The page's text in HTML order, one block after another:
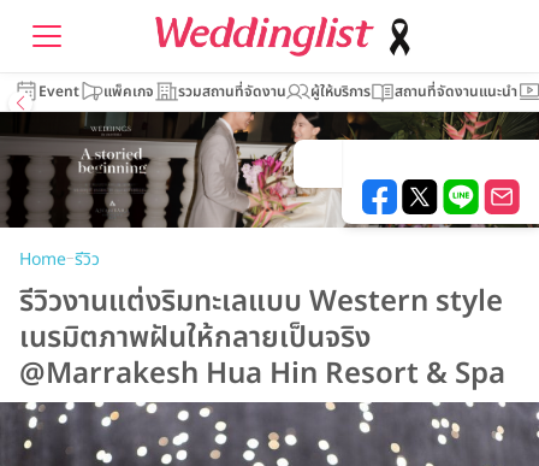
Event แพ็คเกจ รวมสถานที่จัดงาน ผู้ให้บริการ สถานที่จัดงานแนะนำ
Home–รีวิว
รีวิวงานแต่งริมทะเลแบบ Western style
เนรมิตภาพฝันให้กลายเป็นจริง
@Marrakesh Hua Hin Resort & Spa